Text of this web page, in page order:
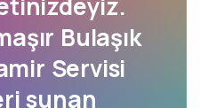
Bulaşık
Servisi
sunan